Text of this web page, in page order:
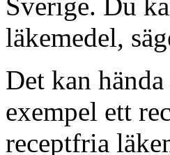
läkemedel,
Det kan
exempel ett
receptfria